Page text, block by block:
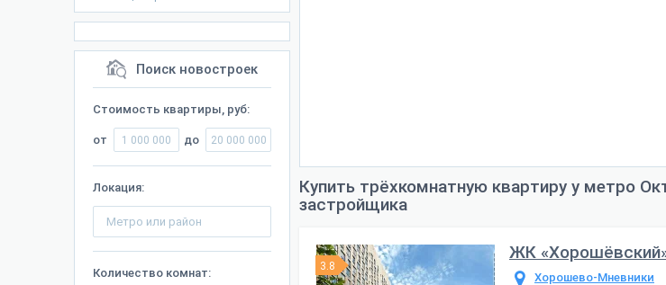
Поиск новостроек
Стоимость квартиры, руб:
от до
Локация:
Количество комнат:
Купить трёхкомнатную квартиру у метро
застройщика
3.8
ЖК
Хорошево-Мневники